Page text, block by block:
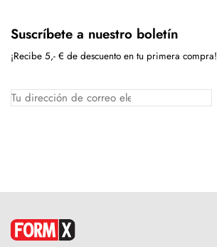
Suscríbete a nuestro boletín
¡Recibe 5,- € de descuento en tu primera compra!